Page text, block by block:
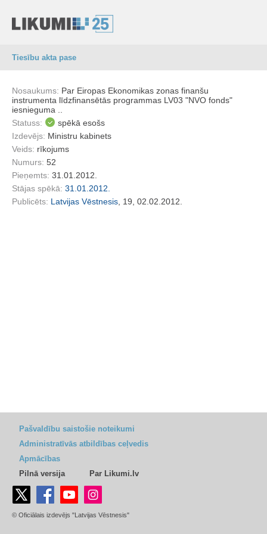
Tiesību akta pase
Nosaukums: Par Eiropas Ekonomikas zonas finanšu
instrumenta līdzfinansētās programmas LV03 "NVO fonds"
iesnieguma ..
Statuss:
spēkā esošs
Izdevējs: Ministru kabinets
Veids: rīkojums
Numurs: 52
Pieņemts: 31.01.2012.
Stājas spēkā: 31.01.2012.
Publicēts: Latvijas Vēstnesis , 19, 02.02.2012.
Pašvaldību saistošie noteikumi
Administratīvās atbildības ceļvedis
Apmācības
Pilnā versija
Par Likumi.lv
© Oficiālais izdevējs "Latvijas Vēstnesis"